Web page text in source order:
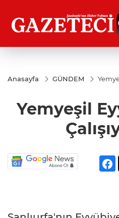
Anasayfa GÜNDEM
Yemyeşil